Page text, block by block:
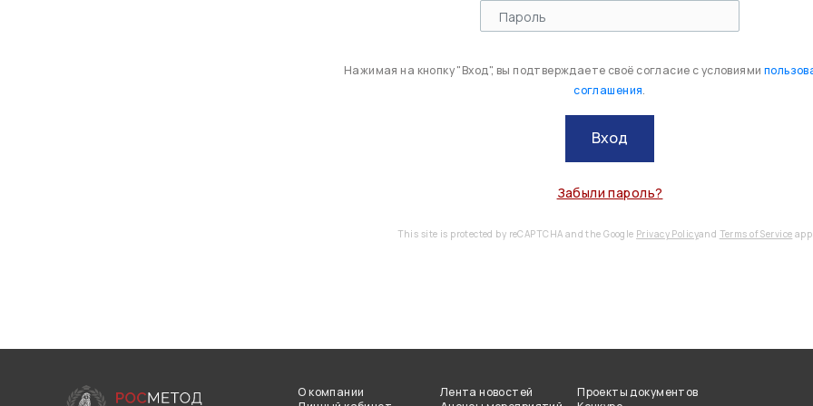
Нажимая на кнопку "Вход", вы подтверждаете своё согласие с условиями
соглашения.
Вход
Забыли пароль?
This site is protected by reCAPTCHA and the Google Privacy Policyand Terms of Service
О компании
Лента новостей
Проекты документов